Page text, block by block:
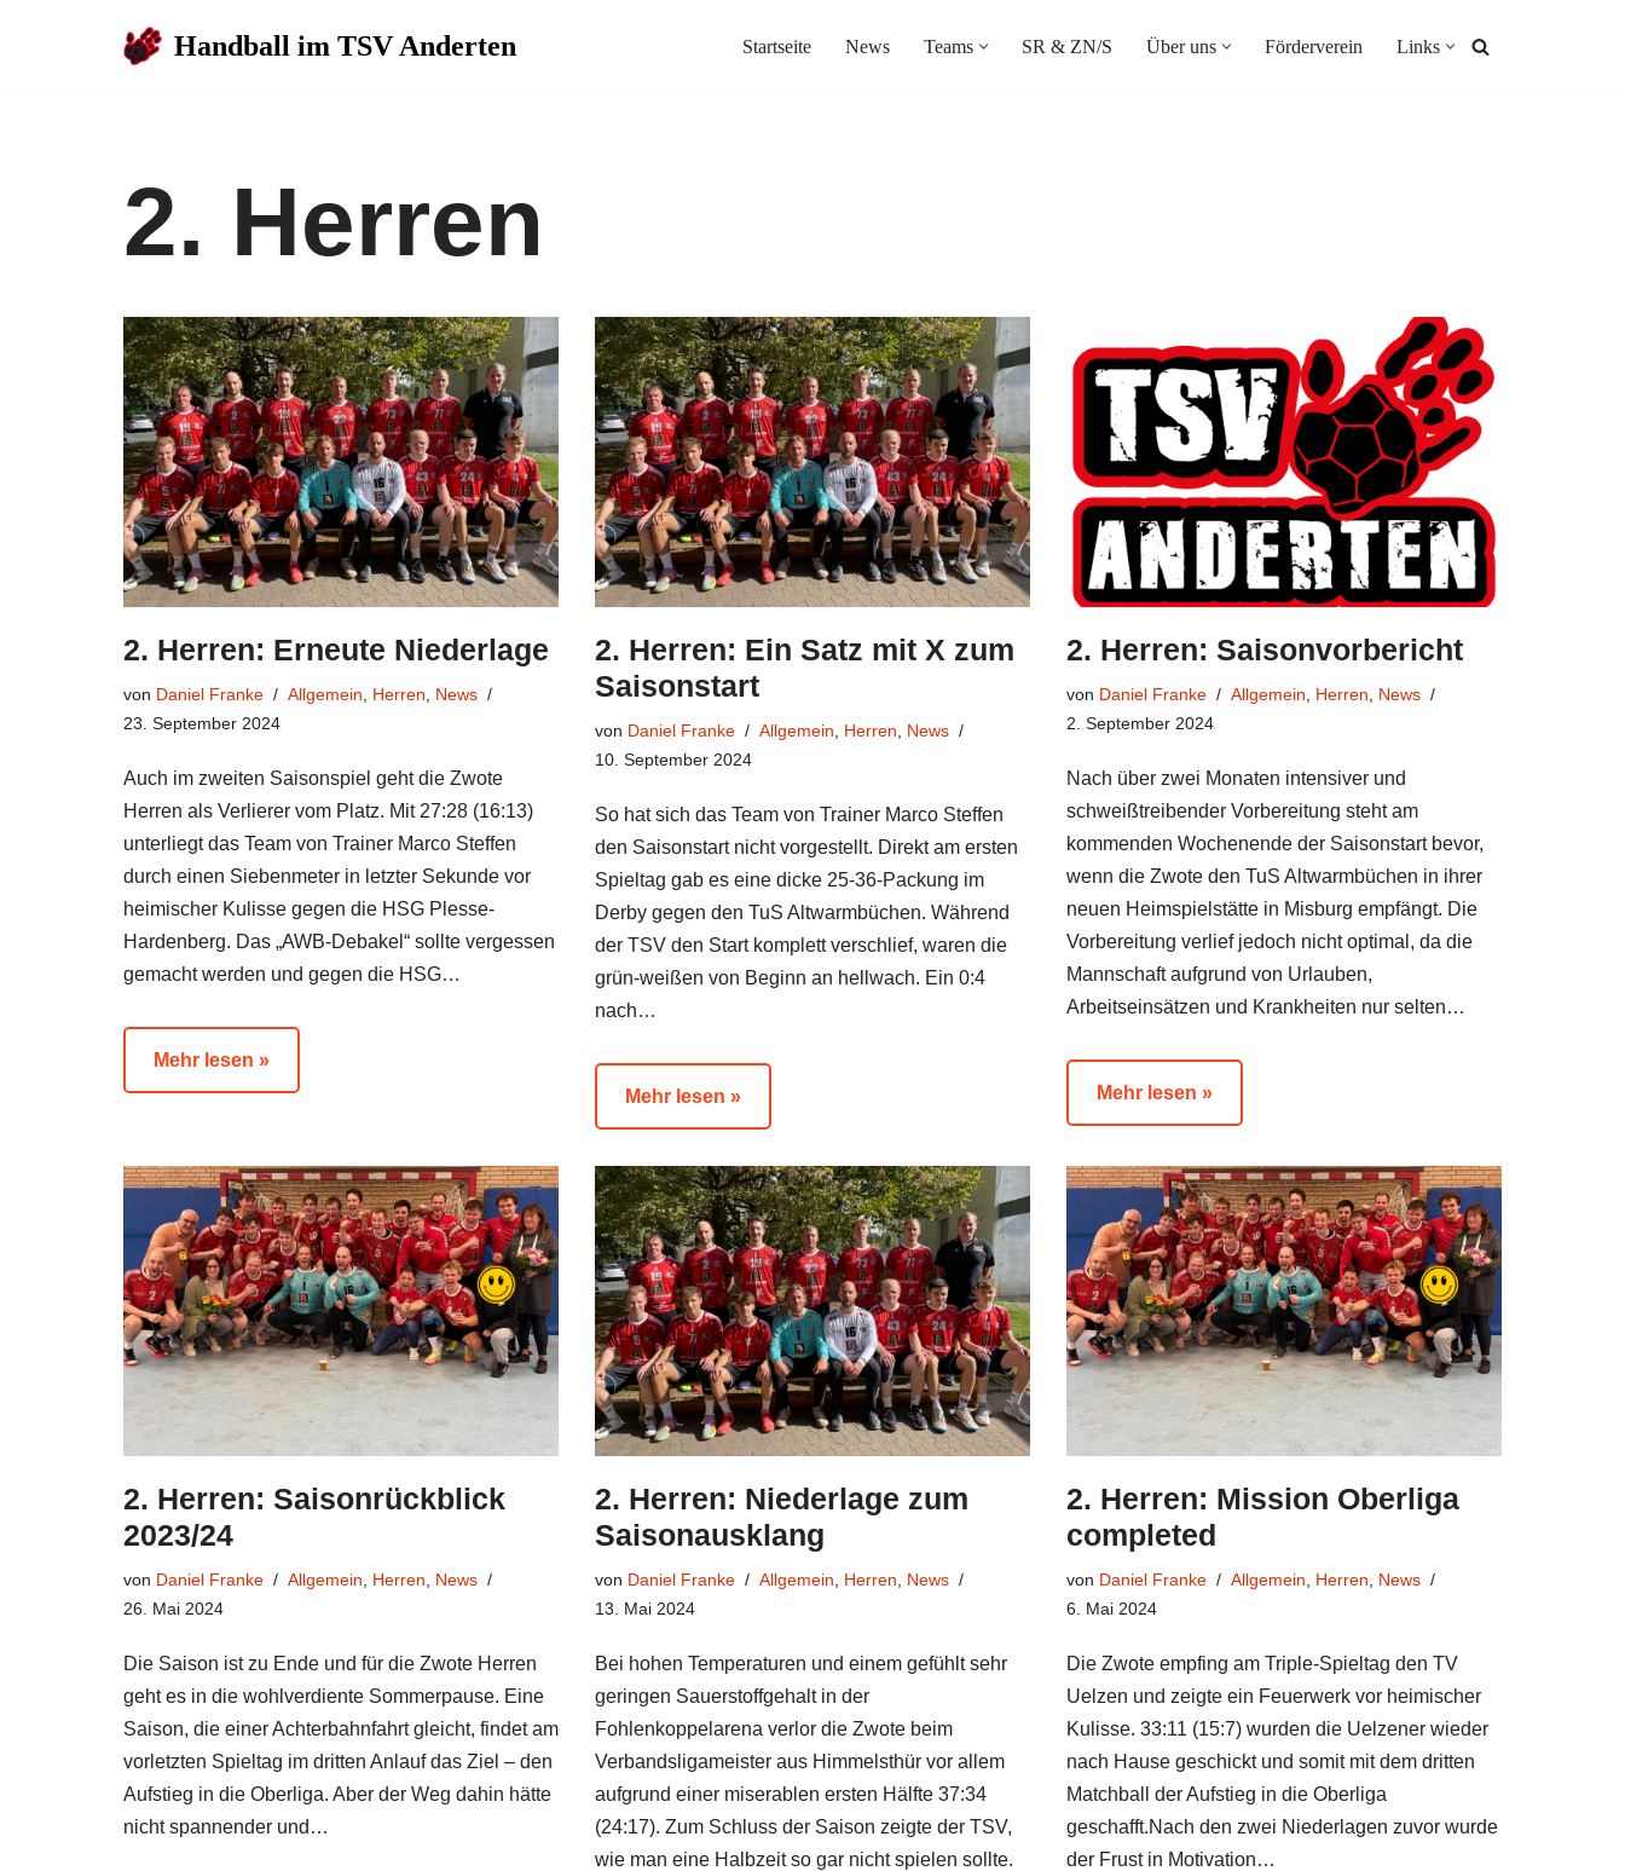
Handball im TSV Anderten Startseite News Teams SR & ZN/S Über uns Förderverein Links
2. Herren
2. Herren: Erneute Niederlage
von Daniel Franke Allgemein Herren
News
23. September 2024
Auch im zweiten Saisonspiel geht die Zwote
Herren als Verlierer vom Platz. Mit 27:28 (16:13)
unterliegt das Team von Trainer Marco Steffen
durch einen Siebenmeter in letzter Sekunde vor
heimischer Kulisse gegen die HSG Plesse-
Hardenberg. Das „AWB-Debakel“ sollte vergessen
gemacht werden und gegen die HSG…
Mehr lesen »
2. Herren: Ein Satz mit X zum
Saisonstart
von Daniel Franke Allgemein Herren
News
10. September 2024
So hat sich das Team von Trainer Marco Steffen
den Saisonstart nicht vorgestellt. Direkt am ersten
Spieltag gab es eine dicke 25-36-Packung im
Derby gegen den TuS Altwarmbüchen. Während
der TSV den Start komplett verschlief, waren die
grün-weißen von Beginn an hellwach. Ein 0:4
nach…
Mehr lesen »
2. Herren: Saisonvorbericht
von Daniel Franke Allgemein Herren
News
2. September 2024
Nach über zwei Monaten intensiver und
schweißtreibender Vorbereitung steht am
kommenden Wochenende der Saisonstart bevor,
wenn die Zwote den TuS Altwarmbüchen in ihrer
neuen Heimspielstätte in Misburg empfängt. Die
Vorbereitung verlief jedoch nicht optimal, da die
Mannschaft aufgrund von Urlauben,
Arbeitseinsätzen und Krankheiten nur selten…
Mehr lesen »
2. Herren: Saisonrückblick
2023/24
von Daniel Franke Allgemein Herren
News
26. Mai 2024
Die Saison ist zu Ende und für die Zwote Herren
geht es in die wohlverdiente Sommerpause. Eine
Saison, die einer Achterbahnfahrt gleicht, findet am
vorletzten Spieltag im dritten Anlauf das Ziel – den
Aufstieg in die Oberliga. Aber der Weg dahin hätte
nicht spannender und…
2. Herren: Niederlage zum
Saisonausklang
von Daniel Franke Allgemein Herren
News
13. Mai 2024
Bei hohen Temperaturen und einem gefühlt sehr
geringen Sauerstoffgehalt in der
Fohlenkoppelarena verlor die Zwote beim
Verbandsligameister aus Himmelsthür vor allem
aufgrund einer miserablen ersten Hälfte 37:34
(24:17). Zum Schluss der Saison zeigte der TSV,
wie man eine Halbzeit so gar nicht spielen sollte.
2. Herren: Mission Oberliga
completed
von Daniel Franke Allgemein Herren
News
6. Mai 2024
Die Zwote empfing am Triple-Spieltag den TV
Uelzen und zeigte ein Feuerwerk vor heimischer
Kulisse. 33:11 (15:7) wurden die Uelzener wieder
nach Hause geschickt und somit mit dem dritten
Matchball der Aufstieg in die Oberliga
geschafft.Nach den zwei Niederlagen zuvor wurde
der Frust in Motivation…